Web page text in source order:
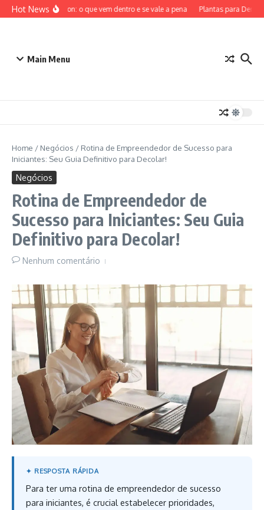
Ir para o conteúdo
Hot News
ETB Pokémon: o que vem dentro e se vale a pena Plantas para Dentro
Main Menu
Home / Negócios / Rotina de Empreendedor de Sucesso para
Iniciantes: Seu Guia Definitivo para Decolar!
Negócios
Rotina de Empreendedor de
Sucesso para Iniciantes: Seu Guia
Definitivo para Decolar!
Nenhum comentário
Para ter uma rotina de empreendedor de sucesso
para iniciantes, é crucial estabelecer prioridades,